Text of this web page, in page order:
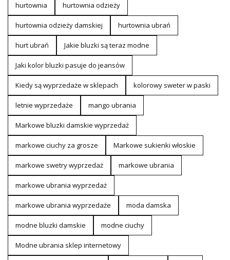
hurtownia hurtownia odzieży
hurtownia odzieży damskiej hurtownia ubrań
hurt ubrań Jakie bluzki są teraz modne
Jaki kolor bluzki pasuje do jeansów
Kiedy są wyprzedaże w sklepach kolorowy sweter w paski
letnie wyprzedaże mango ubrania
Markowe bluzki damskie wyprzedaż
markowe ciuchy za grosze Markowe sukienki włoskie
markowe swetry wyprzedaż markowe ubrania
markowe ubrania wyprzedaż
markowe ubrania wyprzedaże moda damska
modne bluzki damskie modne ciuchy
Modne ubrania sklep internetowy